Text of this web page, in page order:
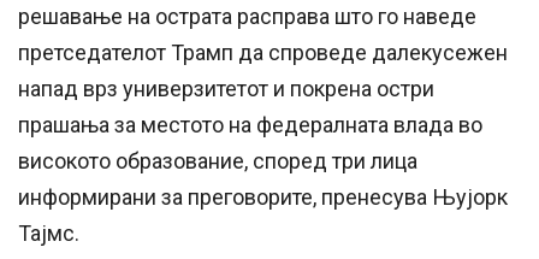
решавање на острата расправа што го наведе
претседателот Трамп да спроведе далекусежен
напад врз универзитетот и покрена остри
прашања за местото на федералната влада во
високото образование, според три лица
информирани за преговорите, пренесува Њујорк
Тајмс.